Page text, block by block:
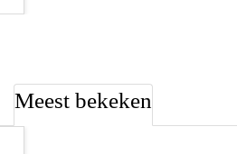
Meest bekeken